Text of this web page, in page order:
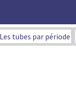
Les tubes par période